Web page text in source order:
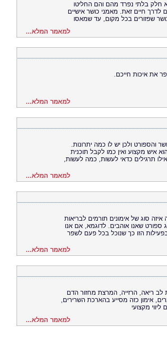
חלק בלתי נפרד מהם והם החליטו
חיים זאת. מאמני כושר אישיים
שפזורים בכל מקום, עד שמאסו
למאמר המלא...
את איכות חייכם.
למאמר המלא...
והספורט ולכן יש לו כמה יתרונות.
איש מקצוע ואין כמו לקבל תוכנית
תרגילים כדאי לעשות, כמה לעשות,
למאמר המלא...
סוג של אימונים תורמים לבריאות
ספורט שאנו אוהבים. לדוגמא, אם אנו
בפעילות הזו כך שנוכל בכל פעם לשפר
למאמר המלא...
לב ריאה, הרזייה, המרצת מחזור הדם
אימון כזה מסייע בהארכת השרירים,
מקצועי
למאמר המלא...